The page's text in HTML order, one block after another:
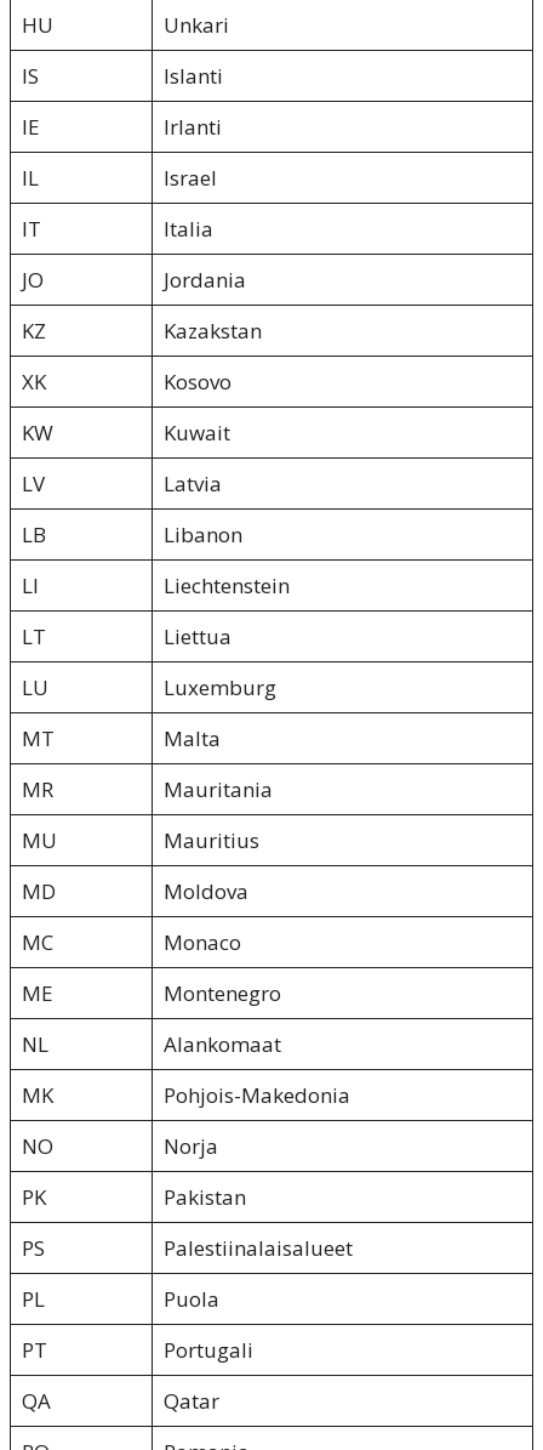
HU
Unkari
IS
Islanti
IE
Irlanti
IL
Israel
IT
Italia
JO
Jordania
KZ
Kazakstan
XK
Kosovo
KW
Kuwait
LV
Latvia
LB
Libanon
LI
Liechtenstein
LT
Liettua
LU
Luxemburg
MT
Malta
MR
Mauritania
MU
Mauritius
MD
Moldova
MC
Monaco
ME
Montenegro
NL
Alankomaat
MK
Pohjois-Makedonia
NO
Norja
PK
Pakistan
PS
Palestiinalaisalueet
PL
Puola
PT
Portugali
QA
Qatar